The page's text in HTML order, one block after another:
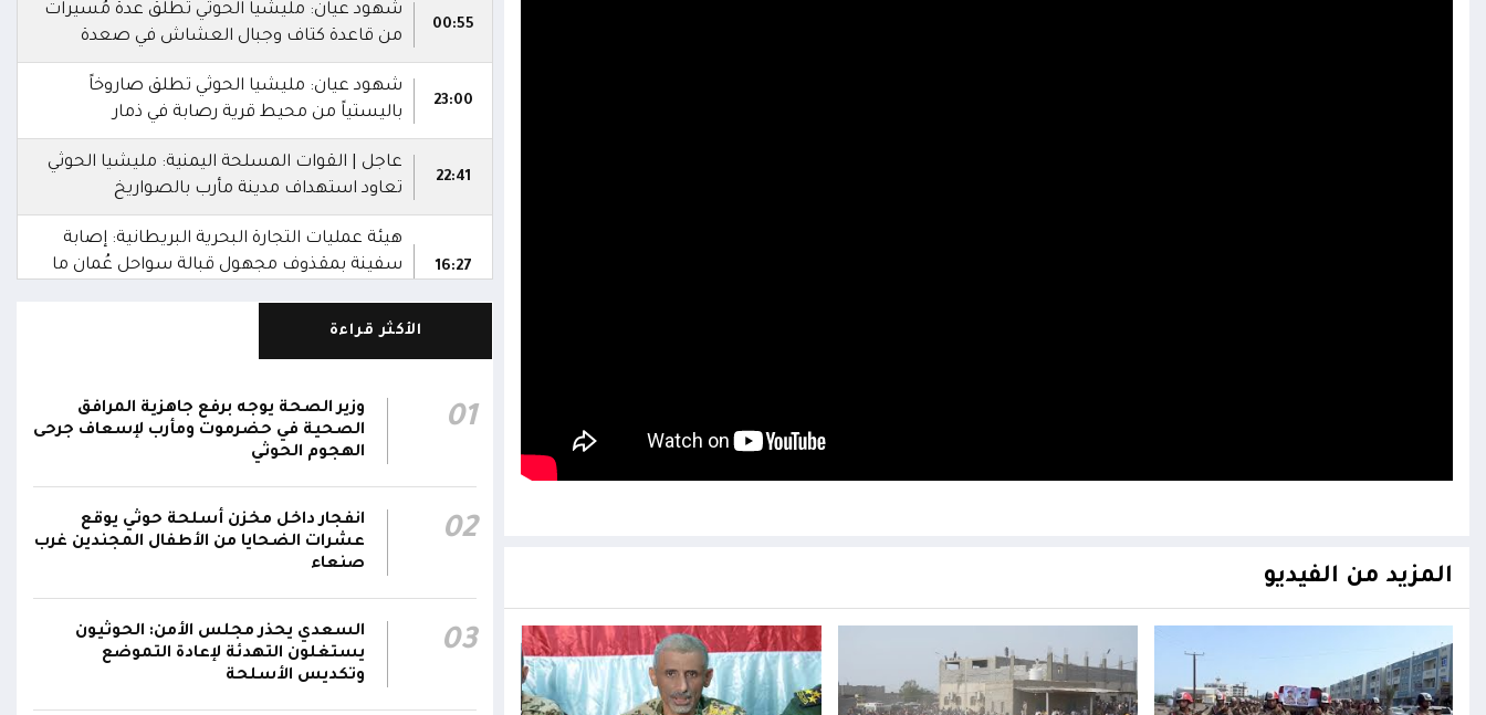
المزيد من الفيديو
00:55
شهود عيان: مليشيا الحوثي تطلق عدة مُسيرات
من قاعدة كتاف وجبال العشاش في صعدة
23:00
شهود عيان: مليشيا الحوثي تطلق صاروخاً
باليستياً من محيط قرية رصابة في ذمار
22:41
عاجل | القوات المسلحة اليمنية: مليشيا الحوثي
تعاود استهداف مدينة مأرب بالصواريخ
16:27
هيئة عمليات التجارة البحرية البريطانية: إصابة
سفينة بمقذوف مجهول قبالة سواحل عُمان ما
مليشيا الحوثي تقصف بقذائف الهاون محيط
قعطبة في الضالع
مليشيا الحوثي تقصف أحياء سكنية غرب قعطبة
الأكثر قراءة
01
وزير الصحة يوجه برفع جاهزية المرافق
الصحية في حضرموت ومأرب لإسعاف جرحى
الهجوم الحوثي
02
انفجار داخل مخزن أسلحة حوثي يوقع
عشرات الضحايا من الأطفال المجندين غرب
صنعاء
03
السعدي يحذر مجلس الأمن: الحوثيون
يستغلون التهدئة لإعادة التموضع
وتكديس الأسلحة